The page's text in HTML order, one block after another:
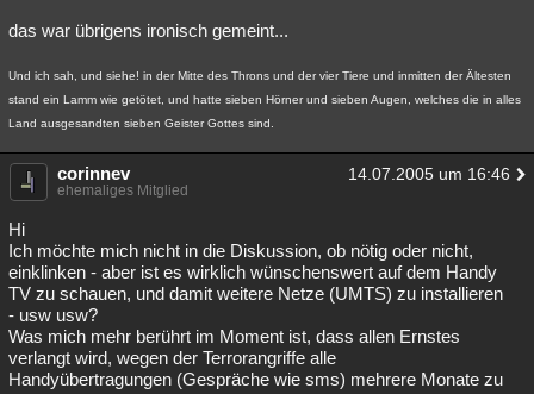
das war übrigens ironisch gemeint...
Und ich sah, und siehe! in der Mitte des Throns und der vier Tiere und inmitten der Ältesten
stand ein Lamm wie getötet, und hatte sieben Hörner und sieben Augen, welches die in alles
Land ausgesandten sieben Geister Gottes sind.
corinnev 14.07.2005 um 16:46
ehemaliges Mitglied
Hi
Ich möchte mich nicht in die Diskussion, ob nötig oder nicht,
einklinken - aber ist es wirklich wünschenswert auf dem Handy
TV zu schauen, und damit weitere Netze (UMTS) zu installieren
- usw usw?
Was mich mehr berührt im Moment ist, dass allen Ernstes
verlangt wird, wegen der Terrorangriffe alle
Handyübertragungen (Gespräche wie sms) mehrere Monate zu